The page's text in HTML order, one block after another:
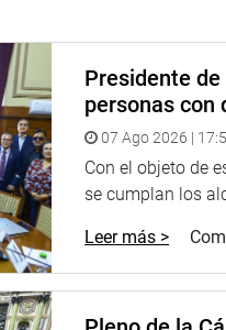
Presidente
personas con
07 Ago 2026 |
Con el objeto de
se cumplan los
Leer más >